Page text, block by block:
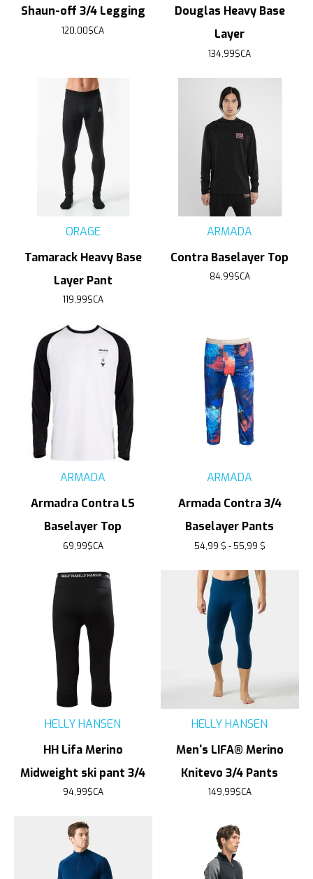
Shaun-off 3/4 Legging
120,00$CA
Douglas Heavy Base
Layer
134,99$CA
ORAGE
Tamarack Heavy Base
Layer Pant
119,99$CA
ARMADA
Contra Baselayer Top
84,99$CA
ARMADA
Armadra Contra LS
Baselayer Top
69,99$CA
ARMADA
Armada Contra 3/4
Baselayer Pants
54,99 $ - 55,99 $
HELLY HANSEN
HH Lifa Merino
Midweight ski pant 3/4
94,99$CA
HELLY HANSEN
Men's LIFA® Merino
Knitevo 3/4 Pants
149,99$CA